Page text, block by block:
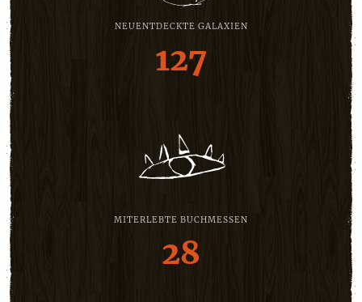
NEUENTDECKTE GALAXIEN
127
MITERLEBTE BUCHMESSEN
28